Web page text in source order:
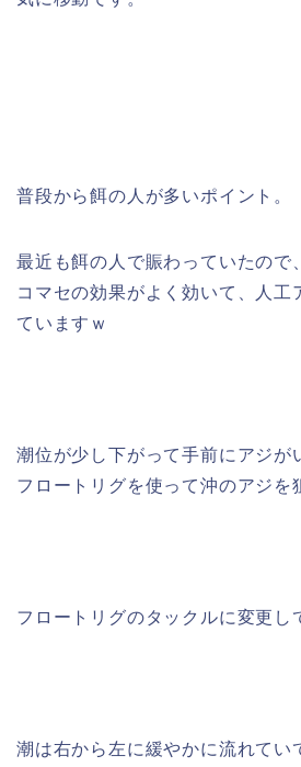
普段から餌の人が多いポイント。
最近も餌の人で賑わっていたので
コマセの効果がよく効いて、人工
ていますｗ
潮位が少し下がって手前にアジが
フロートリグを使って沖のアジを
フロートリグのタックルに変更し
潮は右から左に緩やかに流れてい